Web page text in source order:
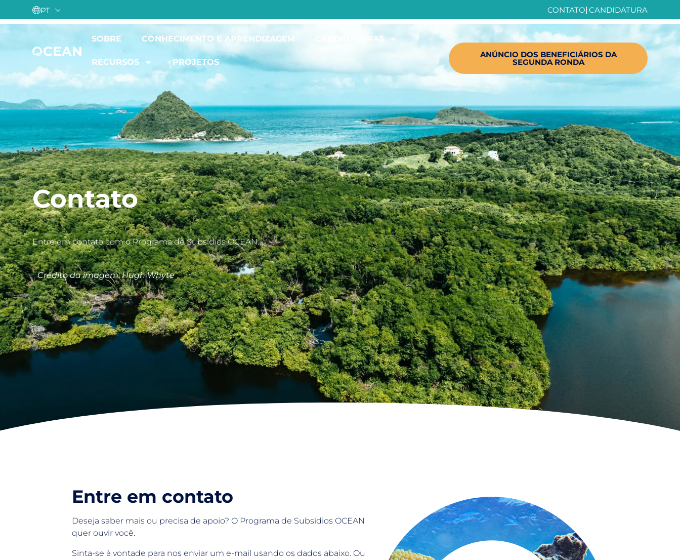
PT CONTATO| CANDIDATURA
SOBRE CONHECIMENTO E APRENDIZAGEM CANDIDATURAS
RECURSOS PROJETOS
ANÚNCIO DOS BENEFICIÁRIOS DA
SEGUNDA RONDA
Contato
Entre em contato com o Programa de Subsídios OCEAN.
Crédito da imagem: Hugh Whyte
Entre em contato
Deseja saber mais ou precisa de apoio? O Programa de Subsídios OCEAN
quer ouvir você.
Sinta-se à vontade para nos enviar um e-mail usando os dados abaixo. Ou